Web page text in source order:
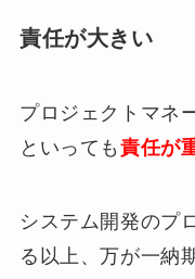
責任が大きい
プロジェクトマネ
といっても責任が
システム開発のプ
る以上、万が一納